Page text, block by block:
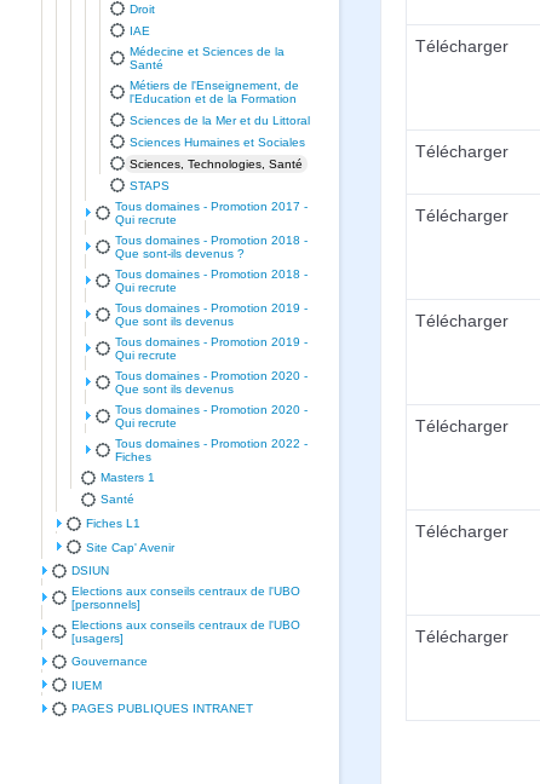
Droit
IAE
Médecine et Sciences de la
Santé
Métiers de l'Enseignement, de
l'Education et de la Formation
Sciences de la Mer et du Littoral
Sciences Humaines et Sociales
Sciences, Technologies, Santé
STAPS
Tous domaines - Promotion 2017 -
Qui recrute
Tous domaines - Promotion 2018 -
Que sont-ils devenus ?
Tous domaines - Promotion 2018 -
Qui recrute
Tous domaines - Promotion 2019 -
Que sont ils devenus
Tous domaines - Promotion 2019 -
Qui recrute
Tous domaines - Promotion 2020 -
Que sont ils devenus
Tous domaines - Promotion 2020 -
Qui recrute
Tous domaines - Promotion 2022 -
Fiches
Masters 1
Santé
Fiches L1
Site Cap' Avenir
DSIUN
Elections aux conseils centraux de l'UBO
[personnels]
Elections aux conseils centraux de l'UBO
[usagers]
Gouvernance
IUEM
PAGES PUBLIQUES INTRANET
Télécharger
Télécharger
Télécharger
Télécharger
Télécharger
Télécharger
Télécharger